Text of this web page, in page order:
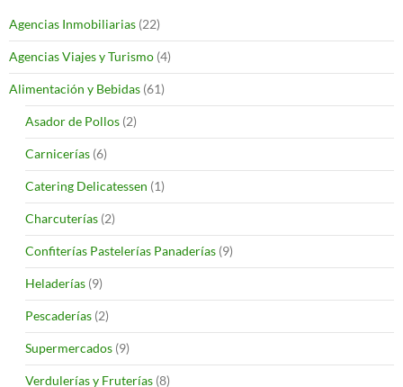
Agencias Inmobiliarias (22)
Agencias Viajes y Turismo (4)
Alimentación y Bebidas (61)
Asador de Pollos (2)
Carnicerías (6)
Catering Delicatessen (1)
Charcuterías (2)
Confiterías Pastelerías Panaderías (9)
Heladerías (9)
Pescaderías (2)
Supermercados (9)
Verdulerías y Fruterías (8)